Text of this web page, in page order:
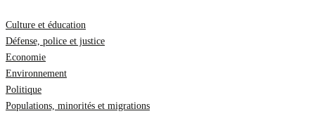
Culture et éducation
Défense, police et justice
Economie
Environnement
Politique
Populations, minorités et migrations